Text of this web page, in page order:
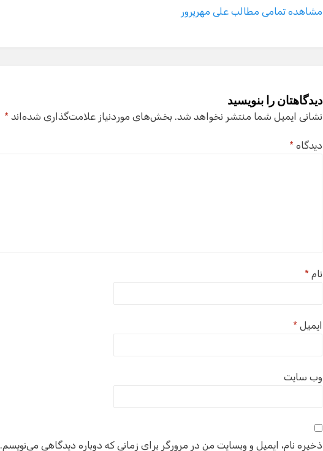
مشاهده تمامی مطالب علی مهرپرور
دیدگاهتان را بنویسید
نشانی ایمیل شما منتشر نخواهد شد. بخش‌های موردنیاز علامت‌گذاری شده‌اند*
دیدگاه*
نام*
ایمیل*
وب‌ سایت
ذخیره نام، ایمیل و وبسایت من در مرورگر برای زمانی که دوباره دیدگاهی می‌نویسم.